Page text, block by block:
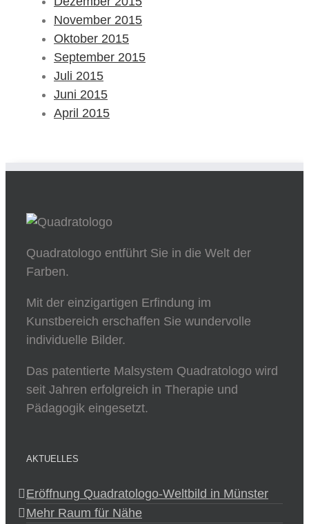
November 2015
Oktober 2015
September 2015
Juli 2015
Juni 2015
April 2015
Quadratologo entführt Sie in die Welt der
Farben.
Mit der einzigartigen Erfindung im
Kunstbereich erschaffen Sie wundervolle
individuelle Bilder.
Das patentierte Malsystem Quadratologo wird
seit Jahren erfolgreich in Therapie und
Pädagogik eingesetzt.
AKTUELLES
Eröffnung Quadratologo-Weltbild in Münster
Mehr Raum für Nähe